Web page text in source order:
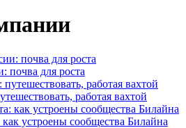
почва для роста
работая вахтой
устроены сообщества Билайна